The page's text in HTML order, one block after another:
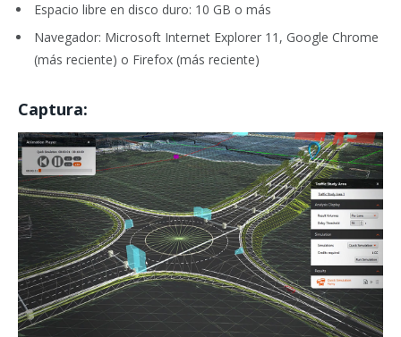
Espacio libre en disco duro: 10 GB o más
Navegador: Microsoft Internet Explorer 11, Google Chrome
(más reciente) o Firefox (más reciente)
Captura: